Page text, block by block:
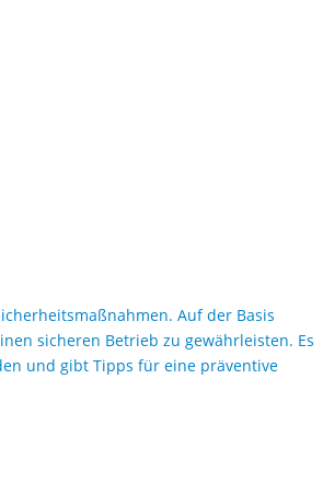
Auf der Basis
sicheren Betrieb zu gewährleisten. Es
und gibt Tipps für eine präventive